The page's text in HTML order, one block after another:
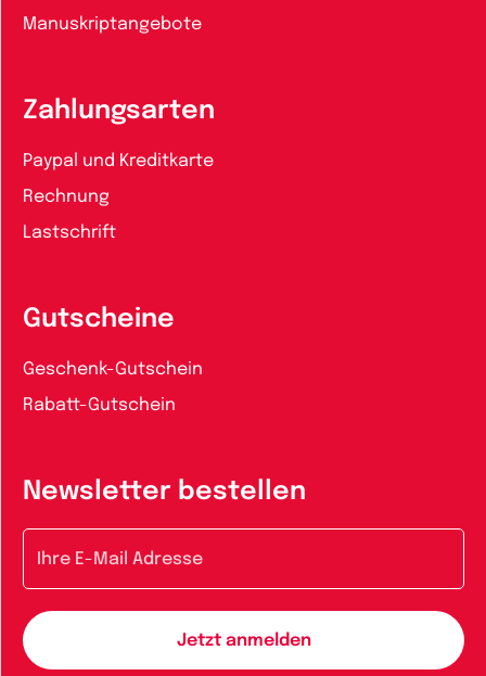
Manuskriptangebote
Zahlungsarten
Paypal und Kreditkarte
Rechnung
Lastschrift
Gutscheine
Geschenk-Gutschein
Rabatt-Gutschein
Newsletter bestellen